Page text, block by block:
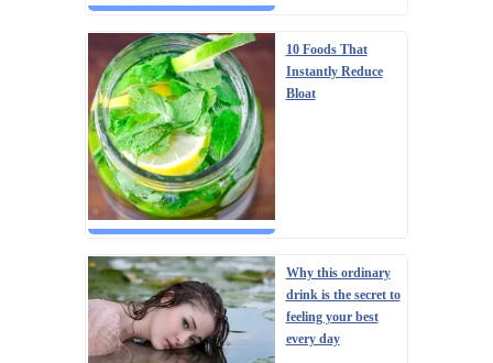
10 Foods That
Instantly Reduce
Bloat
Why this ordinary
drink is the secret to
feeling your best
every day